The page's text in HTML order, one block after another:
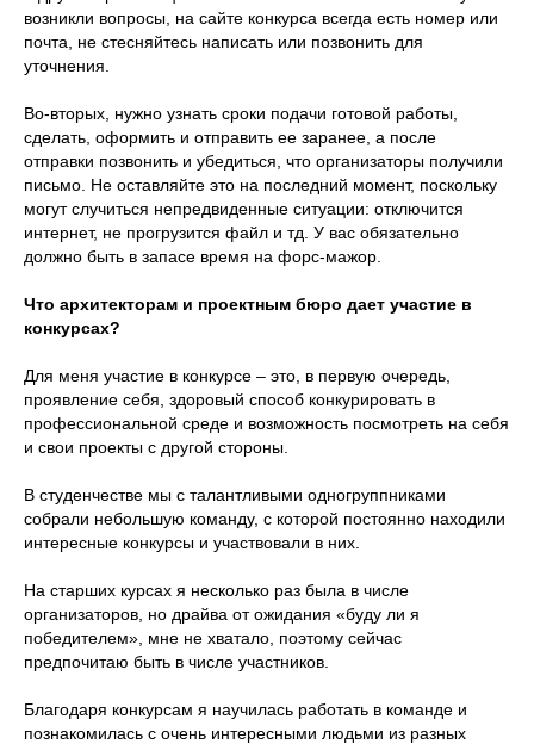
возникли вопросы, на сайте конкурса всегда есть номер или
почта, не стесняйтесь написать или позвонить для
уточнения.
Во-вторых, нужно узнать сроки подачи готовой работы,
сделать, оформить и отправить ее заранее, а после
отправки позвонить и убедиться, что организаторы получили
письмо. Не оставляйте это на последний момент, поскольку
могут случиться непредвиденные ситуации: отключится
интернет, не прогрузится файл и тд. У вас обязательно
должно быть в запасе время на форс-мажор.
Что архитекторам и проектным бюро дает участие в
конкурсах?
Для меня участие в конкурсе – это, в первую очередь,
проявление себя, здоровый способ конкурировать в
профессиональной среде и возможность посмотреть на себя
и свои проекты с другой стороны.
В студенчестве мы с талантливыми одногруппниками
собрали небольшую команду, с которой постоянно находили
интересные конкурсы и участвовали в них.
На старших курсах я несколько раз была в числе
организаторов, но драйва от ожидания «буду ли я
победителем», мне не хватало, поэтому сейчас
предпочитаю быть в числе участников.
Благодаря конкурсам я научилась работать в команде и
познакомилась с очень интересными людьми из разных